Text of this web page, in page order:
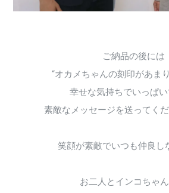
ご納品の後には
“オカメちゃんの刻印があま
幸せな気持ちでいっぱい
素敵なメッセージを送ってく
笑顔が素敵でいつも仲良し
お二人とインコちゃ